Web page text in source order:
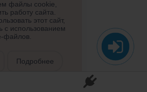
файлы cookie,
работу сайта.
этот сайт,
с использованием
файлов.
Подробнее